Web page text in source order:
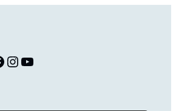
InstagramYouTube